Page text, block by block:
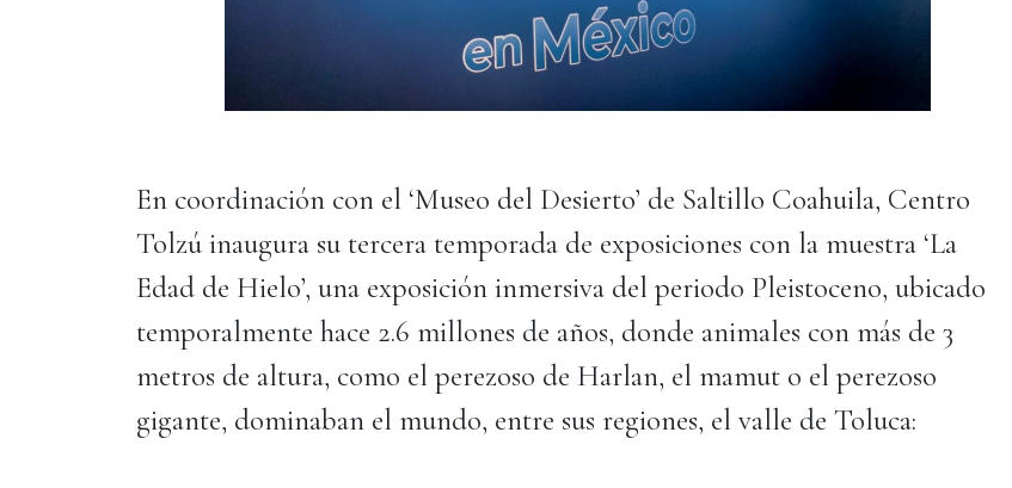
En coordinación con el ‘Museo del Desierto’ de Saltillo Coahuila, Centro
Tolzú inaugura su tercera temporada de exposiciones con la muestra ‘La
Edad de Hielo’, una exposición inmersiva del periodo Pleistoceno, ubicado
temporalmente hace 2.6 millones de años, donde animales con más de 3
metros de altura, como el perezoso de Harlan, el mamut o el perezoso
gigante, dominaban el mundo, entre sus regiones, el valle de Toluca: